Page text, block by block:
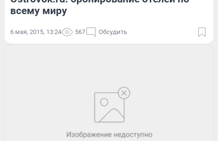
всему миру
6 мая, 2015, 13:24 567 Обсудить